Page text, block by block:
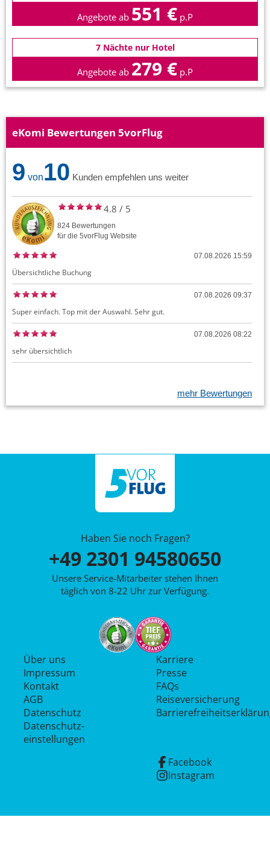
Angebote ab 551 € p.P
7 Nächte nur Hotel
Angebote ab 279 € p.P
eKomi Bewertungen 5vorFlug
9 von10 Kunden empfehlen uns weiter
4.8 / 5
824 Bewertungen
für die 5vorFlug Website
07.08.2026 15:59
Übersichtliche Buchung
07.08.2026 09:37
Super einfach. Top mit der Auswahl. Sehr gut.
07.08.2026 08:22
sehr übersichtlich
mehr Bewertungen
Haben Sie noch Fragen?
+49 2301 94580650
Unsere Service-Mitarbeiter stehen Ihnen
täglich von 8-22 Uhr zur Verfügung.
Über uns
Impressum
Kontakt
AGB
Datenschutz
Datenschutz­
einstellungen
Karriere
Presse
FAQs
Reiseversicherung
Facebook
Instagram